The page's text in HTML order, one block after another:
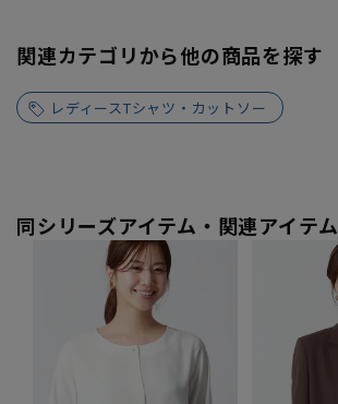
関連カテゴリから他の商品を探す
レディースTシャツ・カットソー
同シリーズアイテム・関連アイテム